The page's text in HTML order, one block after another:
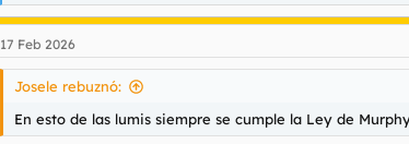
e
a
c
c
e
17 Feb 2026
Josele rebuznó:
En esto de las lumis siempre se cumple la Ley de